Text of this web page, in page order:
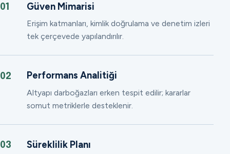
01 Güven Mimarisi
Erişim katmanları, kimlik doğrulama ve denetim izleri
tek çerçevede yapılandırılır.
02 Performans Analitiği
Altyapı darboğazları erken tespit edilir; kararlar
somut metriklerle desteklenir.
03 Süreklilik Planı